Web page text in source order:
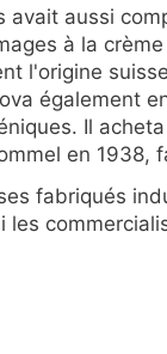
avait aussi
à la
l'origine
également
Il
en 1938,
fabriqués
les